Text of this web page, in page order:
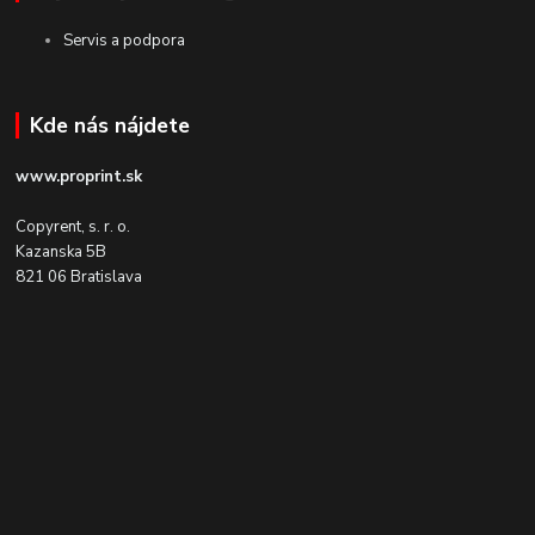
Servis a podpora
Kde nás nájdete
www.proprint.sk
Copyrent, s. r. o.
Kazanska 5B
821 06 Bratislava